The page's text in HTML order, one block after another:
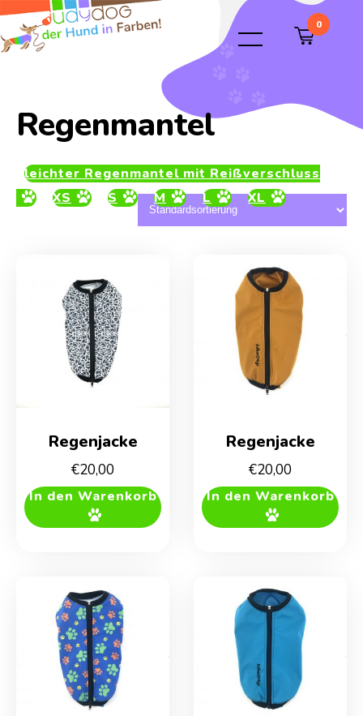
0
Regenmantel
leichter Regenmantel mit Reißverschluss
XS
S M L XL
Regenjacke
€20,00
In den Warenkorb
Regenjacke
€20,00
In den Warenkorb